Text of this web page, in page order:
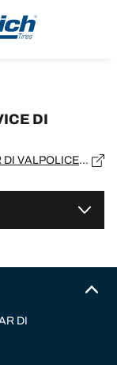
DI
STRADA DEL RECIOTO 23, 37024, NEGRAR DI VALPOLICELLA
DI